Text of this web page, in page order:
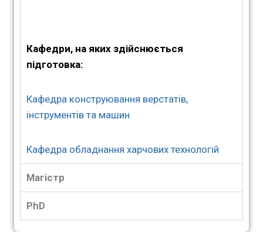
Кафедри, на яких здійснюється
підготовка:
Кафедра конструювання верстатів,
інструментів та машин
Кафедра обладнання харчових технологій
Магістр
PhD